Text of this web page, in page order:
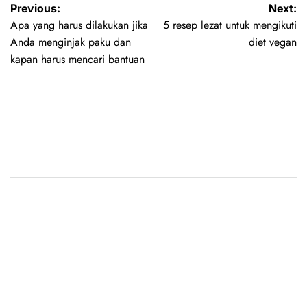
Previous:
Apa yang harus dilakukan jika
Anda menginjak paku dan
kapan harus mencari bantuan
Next:
5 resep lezat untuk mengikuti
diet vegan